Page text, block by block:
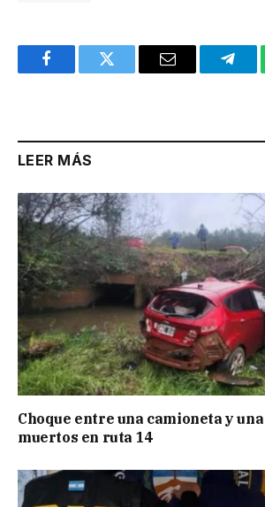
FacebookTwitter Email
LEER MÁS
Choque entre una camioneta y
muertos en ruta 14